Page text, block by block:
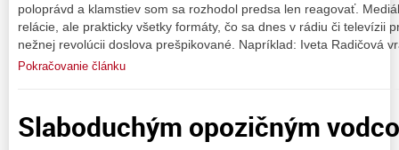
poloprávd a klamstiev som sa rozhodol predsa len reagovať.
relácie, ale prakticky všetky formáty, čo sa dnes v rádiu či televízii
nežnej revolúcii doslova prešpikované. Napríklad: Iveta Radičová
Pokračovanie článku
Slaboduchým opozičným